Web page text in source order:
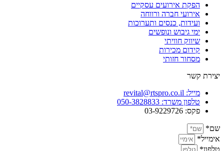
הפקת אירועים עסקיים
אירועי חברה ורווחה
ועידות, כנסים ותערוכות
ימי גיבוש ונופשים
שיווק חוויתי
קידום מכירות
מסחור חזותי
יצירת קשר
מייל: revital@rtspro.co.il
טלפון משרד: 050-3828833
פקס: 03-9229726
שם*
אימייל*